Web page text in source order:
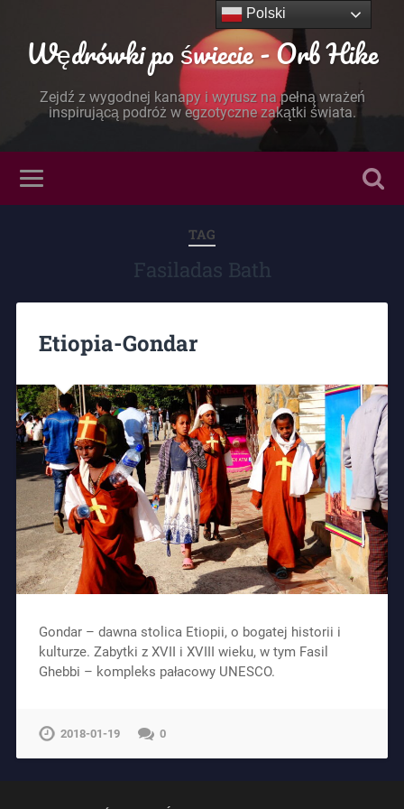
Wędrówki po świecie - Orb Hike
Zejdź z wygodnej kanapy i wyrusz na pełną wrażeń
inspirującą podróż w egzotyczne zakątki świata.
TAG
Fasiladas Bath
Etiopia-Gondar
Gondar – dawna stolica Etiopii, o bogatej historii i
kulturze. Zabytki z XVII i XVIII wieku, w tym Fasil
Ghebbi – kompleks pałacowy UNESCO.
2018-01-19 0
Polski